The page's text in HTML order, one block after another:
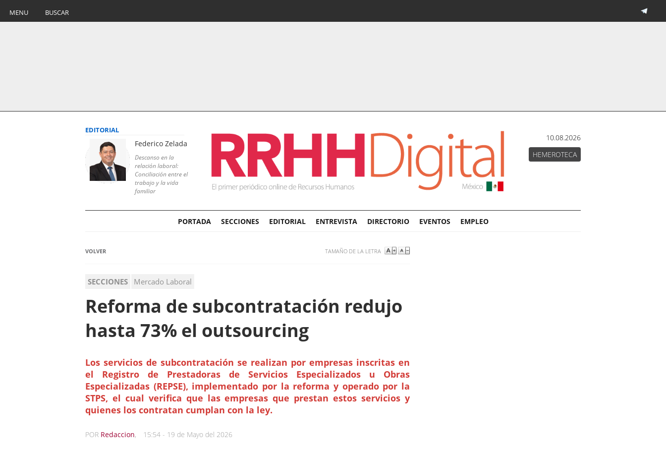
MENU BUSCAR
EDITORIAL
Federico Zelada
Descanso en la
relación laboral:
Conciliación entre el
trabajo y la vida
familiar
10.08.2026
HEMEROTECA
PORTADA SECCIONES EDITORIAL ENTREVISTA DIRECTORIO EVENTOS EMPLEO
VOLVER TAMAÑO DE LA LETRA
SECCIONES Mercado Laboral
Reforma de subcontratación redujo
hasta 73% el outsourcing
Los servicios de subcontratación se realizan por empresas inscritas en
el Registro de Prestadoras de Servicios Especializados u Obras
Especializadas (REPSE), implementado por la reforma y operado por la
STPS, el cual verifica que las empresas que prestan estos servicios y
quienes los contratan cumplan con la ley.
POR Redaccion, 15:54 - 19 de Mayo del 2026